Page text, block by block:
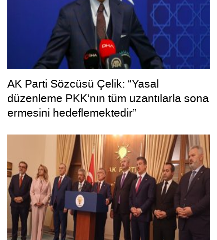
AK Parti Sözcüsü Çelik: “Yasal
düzenleme PKK’nın tüm uzantılarla sona
ermesini hedeflemektedir”